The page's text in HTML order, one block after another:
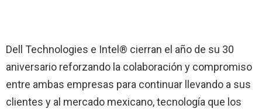
Dell Technologies e Intel® cierran el año de su 30
aniversario reforzando la colaboración y compromiso
entre ambas empresas para continuar llevando a sus
clientes y al mercado mexicano, tecnología que los